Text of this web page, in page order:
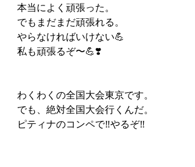
本当によく頑張った。
でもまだまだ頑張れる。
やらなければいけない💪
私も頑張るぞ〜💪❣️
わくわくの全国大会東京です。
でも、絶対全国大会行くんだ。
ピティナのコンペで‼️やるぞ‼️